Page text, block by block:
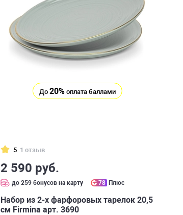
До 20% оплата баллами
5 1 отзыв
2 590 руб.
до 259 бонусов на карту 78 Плюс
Набор из 2-х фарфоровых тарелок 20,5
см Firmina арт. 3690